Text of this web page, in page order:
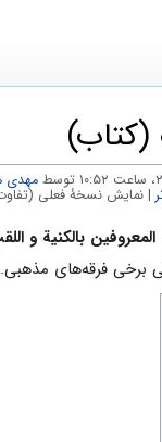
(کتاب)
مهدی
| نمایش نسخهٔ فعلی
بالکنیة و
برخی فرقه‌های مذهبی.